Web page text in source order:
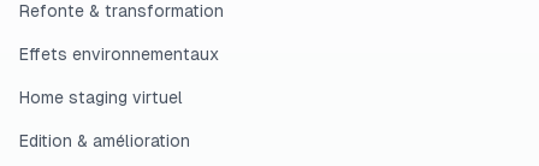
Refonte & transformation
Effets environnementaux
Home staging virtuel
Edition & amélioration